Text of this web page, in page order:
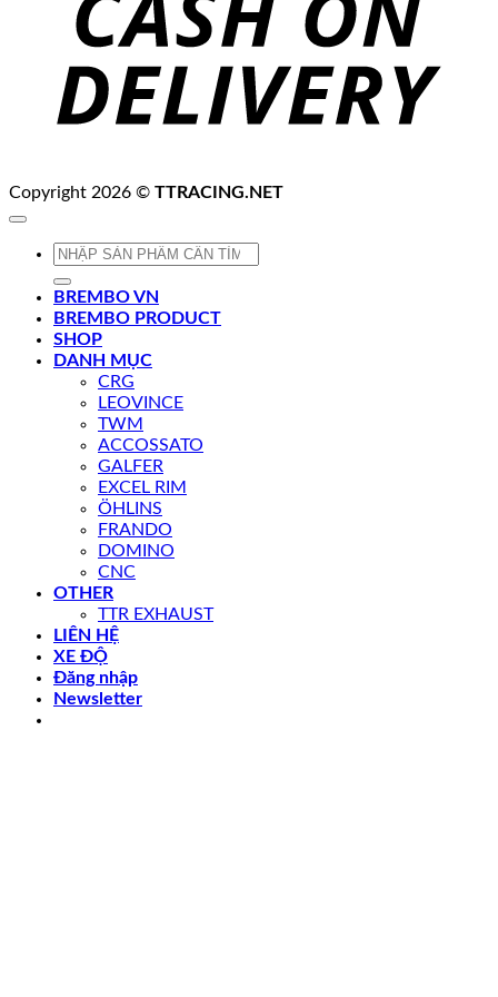
Copyright 2026 © TTRACING.NET
Tìm
BREMBO VN
BREMBO PRODUCT
SHOP
DANH MỤC
CRG
LEOVINCE
TWM
ACCOSSATO
GALFER
EXCEL RIM
ÖHLINS
FRANDO
DOMINO
CNC
OTHER
TTR EXHAUST
LIÊN HỆ
XE ĐỘ
Đăng nhập
Newsletter